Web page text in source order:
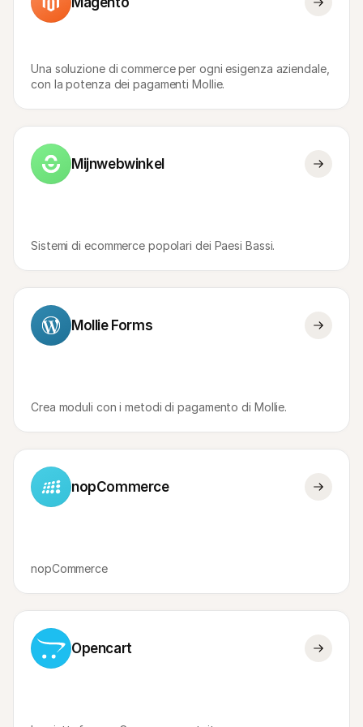
Una soluzione di commerce per ogni esigenza aziendale,
con la potenza dei pagamenti Mollie.
Mijnwebwinkel
Sistemi di ecommerce popolari dei Paesi Bassi.
Mollie Forms
Crea moduli con i metodi di pagamento di Mollie.
nopCommerce
nopCommerce
Opencart